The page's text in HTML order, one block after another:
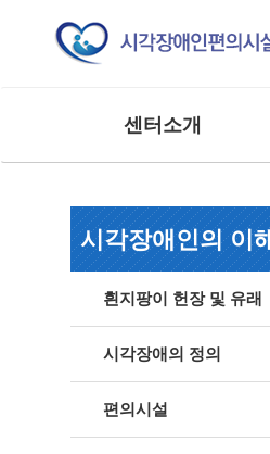
센터소개
조직도
연혁
사업 및 행사
시각장애인의 이
흰지팡이 헌장 및 유래
시각장애의 정의
편의시설